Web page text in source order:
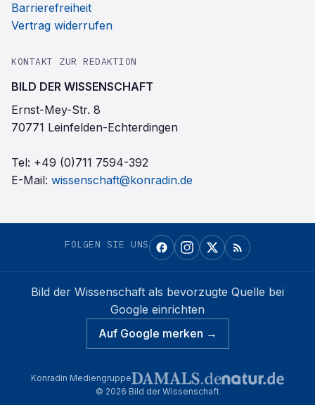
Barrierefreiheit
Vertrag widerrufen
KONTAKT ZUR REDAKTION
BILD DER WISSENSCHAFT
Ernst-Mey-Str. 8
70771 Leinfelden-Echterdingen
Tel: +49 (0)711 7594-392
E-Mail: wissenschaft@konradin.de
FOLGEN SIE UNS
Bild der Wissenschaft als bevorzugte Quelle bei
Google einrichten
Auf Google merken →
Konradin Mediengruppe
© 2026 Bild der Wissenschaft